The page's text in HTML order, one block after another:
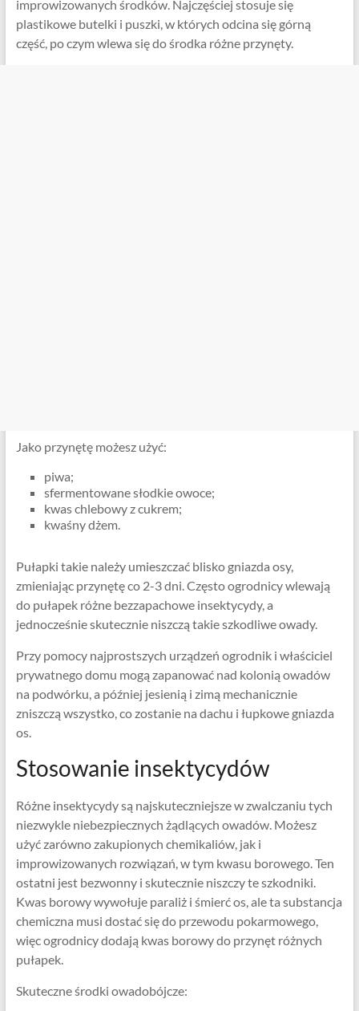
improwizowanych środków. Najczęściej stosuje się
plastikowe butelki i puszki, w których odcina się górną
część, po czym wlewa się do środka różne przynęty.
Jako przynętę możesz użyć:
piwa;
sfermentowane słodkie owoce;
kwas chlebowy z cukrem;
kwaśny dżem.
Pułapki takie należy umieszczać blisko gniazda osy,
zmieniając przynętę co 2-3 dni. Często ogrodnicy wlewają
do pułapek różne bezzapachowe insektycydy, a
jednocześnie skutecznie niszczą takie szkodliwe owady.
Przy pomocy najprostszych urządzeń ogrodnik i właściciel
prywatnego domu mogą zapanować nad kolonią owadów
na podwórku, a później jesienią i zimą mechanicznie
zniszczą wszystko, co zostanie na dachu i łupkowe gniazda
os.
Stosowanie insektycydów
Różne insektycydy są najskuteczniejsze w zwalczaniu tych
niezwykle niebezpiecznych żądlących owadów. Możesz
użyć zarówno zakupionych chemikaliów, jak i
improwizowanych rozwiązań, w tym kwasu borowego. Ten
ostatni jest bezwonny i skutecznie niszczy te szkodniki.
Kwas borowy wywołuje paraliż i śmierć os, ale ta substancja
chemiczna musi dostać się do przewodu pokarmowego,
więc ogrodnicy dodają kwas borowy do przynęt różnych
pułapek.
Skuteczne środki owadobójcze: